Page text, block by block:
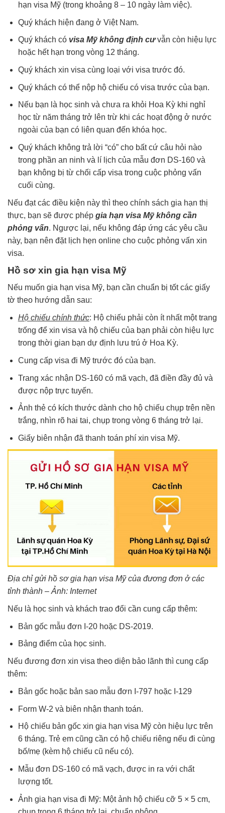
hạn visa Mỹ (trong khoảng 8 – 10 ngày làm việc).
Quý khách hiện đang ở Việt Nam.
Quý khách có visa Mỹ không định cưvẫn còn hiệu lực
hoặc hết hạn trong vòng 12 tháng.
Quý khách xin visa cùng loại với visa trước đó.
Quý khách có thể nộp hộ chiếu có visa trước của bạn.
Nếu bạn là học sinh và chưa ra khỏi Hoa Kỳ khi nghỉ
học từ năm tháng trở lên trừ khi các hoạt động ở nước
ngoài của bạn có liên quan đến khóa học.
Quý khách không trả lời “có” cho bất cứ câu hỏi nào
trong phần an ninh và lí lịch của mẫu đơn DS‐160 và
bạn không bị từ chối cấp visa trong cuộc phỏng vấn
cuối cùng.
Nếu đạt các điều kiện này thì theo chính sách gia hạn thị
thực, bạn sẽ được phép gia hạn visa Mỹ không cần
phỏng vấn. Ngược lại, nếu không đáp ứng các yêu cầu
này, bạn nên đặt lịch hẹn online cho cuộc phỏng vấn xin
visa.
Hồ sơ xin gia hạn visa Mỹ
Nếu muốn gia hạn visa Mỹ, bạn cần chuẩn bị tốt các giấy
tờ theo hướng dẫn sau:
Hộ chiếu chính thức: Hộ chiếu phải còn ít nhất một trang
trống để xin visa và hộ chiếu của bạn phải còn hiệu lực
trong thời gian bạn dự định lưu trú ở Hoa Kỳ.
Cung cấp visa đi Mỹ trước đó của bạn.
Trang xác nhận DS-160 có mã vạch, đã điền đầy đủ và
được nộp trực tuyến.
Ảnh thẻ có kích thước dành cho hộ chiếu chụp trên nền
trắng, nhìn rõ hai tai, chụp trong vòng 6 tháng trở lại.
Giấy biên nhận đã thanh toán phí xin visa Mỹ.
Địa chỉ gửi hồ sơ gia hạn visa Mỹ của đương đơn ở các
tỉnh thành – Ảnh: Internet
Nếu là học sinh và khách trao đổi cần cung cấp thêm:
Bản gốc mẫu đơn I-20 hoặc DS-2019.
Bảng điểm của học sinh.
Nếu đương đơn xin visa theo diện bảo lãnh thì cung cấp
thêm:
Bản gốc hoặc bản sao mẫu đơn I-797 hoặc I-129
Form W-2 và biên nhận thanh toán.
Hộ chiếu bản gốc xin gia hạn visa Mỹ còn hiệu lực trên
6 tháng. Trẻ em cũng cần có hộ chiếu riêng nếu đi cùng
bố/mẹ (kèm hộ chiếu cũ nếu có).
Mẫu đơn DS-160 có mã vạch, được in ra với chất
lượng tốt.
Ảnh gia hạn visa đi Mỹ: Một ảnh hộ chiếu cỡ 5 × 5 cm,